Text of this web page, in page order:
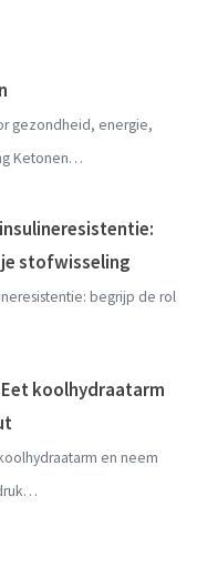
gezondheid, energie,
Ketonen…
stofwisseling
begrijp de rol
koolhydraatarm
en neem